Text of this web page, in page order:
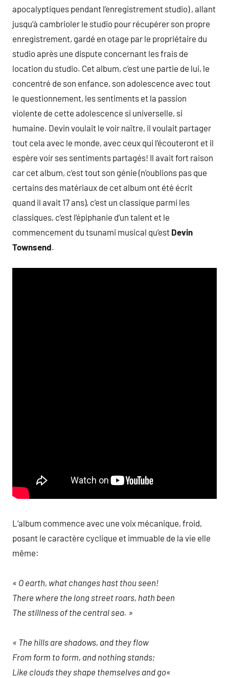
apocalyptiques pendant l’enregistrement studio) , allant
jusqu’à cambrioler le studio pour récupérer son propre
enregistrement, gardé en otage par le propriétaire du
studio après une dispute concernant les frais de
location du studio. Cet album, c’est une partie de lui, le
concentré de son enfance, son adolescence avec tout
le questionnement, les sentiments et la passion
violente de cette adolescence si universelle, si
humaine. Devin voulait le voir naître, il voulait partager
tout cela avec le monde, avec ceux qui l’écouteront et il
espère voir ses sentiments partagés! Il avait fort raison
car cet album, c’est tout son génie (n’oublions pas que
certains des matériaux de cet album ont été écrit
quand il avait 17 ans), c’est un classique parmi les
classiques, c’est l’épiphanie d’un talent et le
commencement du tsunami musical qu’est Devin
Townsend.
L’album commence avec une voix mécanique, froid,
posant le caractère cyclique et immuable de la vie elle
même:
« O earth, what changes hast thou seen!
There where the long street roars, hath been
The stillness of the central sea. »
« The hills are shadows, and they flow
From form to form, and nothing stands;
Like clouds they shape themselves and go«